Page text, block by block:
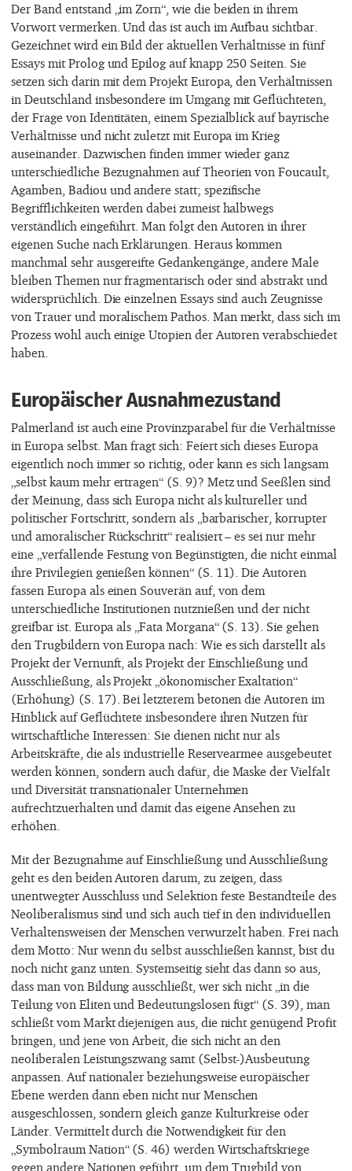
Der Band entstand „im Zorn“, wie die beiden in ihrem
Vorwort vermerken. Und das ist auch im Aufbau sichtbar.
Gezeichnet wird ein Bild der aktuellen Verhältnisse in fünf
Essays mit Prolog und Epilog auf knapp 250 Seiten. Sie
setzen sich darin mit dem Projekt Europa, den Verhältnissen
in Deutschland insbesondere im Umgang mit Geflüchteten,
der Frage von Identitäten, einem Spezialblick auf bayrische
Verhältnisse und nicht zuletzt mit Europa im Krieg
auseinander. Dazwischen finden immer wieder ganz
unterschiedliche Bezugnahmen auf Theorien von Foucault,
Agamben, Badiou und andere statt; spezifische
Begrifflichkeiten werden dabei zumeist halbwegs
verständlich eingeführt. Man folgt den Autoren in ihrer
eigenen Suche nach Erklärungen. Heraus kommen
manchmal sehr ausgereifte Gedankengänge, andere Male
bleiben Themen nur fragmentarisch oder sind abstrakt und
widersprüchlich. Die einzelnen Essays sind auch Zeugnisse
von Trauer und moralischem Pathos. Man merkt, dass sich im
Prozess wohl auch einige Utopien der Autoren verabschiedet
haben.
Europäischer Ausnahmezustand
Palmerland ist auch eine Provinzparabel für die Verhältnisse
in Europa selbst. Man fragt sich: Feiert sich dieses Europa
eigentlich noch immer so richtig, oder kann es sich langsam
„selbst kaum mehr ertragen“ (S. 9)? Metz und Seeßlen sind
der Meinung, dass sich Europa nicht als kultureller und
politischer Fortschritt, sondern als „barbarischer, korrupter
und amoralischer Rückschritt“ realisiert – es sei nur mehr
eine „verfallende Festung von Begünstigten, die nicht einmal
ihre Privilegien genießen können“ (S. 11). Die Autoren
fassen Europa als einen Souverän auf, von dem
unterschiedliche Institutionen nutznießen und der nicht
greifbar ist. Europa als „Fata Morgana“ (S. 13). Sie gehen
den Trugbildern von Europa nach: Wie es sich darstellt als
Projekt der Vernunft, als Projekt der Einschließung und
Ausschließung, als Projekt „ökonomischer Exaltation“
(Erhöhung) (S. 17). Bei letzterem betonen die Autoren im
Hinblick auf Geflüchtete insbesondere ihren Nutzen für
wirtschaftliche Interessen: Sie dienen nicht nur als
Arbeitskräfte, die als industrielle Reservearmee ausgebeutet
werden können, sondern auch dafür, die Maske der Vielfalt
und Diversität transnationaler Unternehmen
aufrechtzuerhalten und damit das eigene Ansehen zu
erhöhen.
Mit der Bezugnahme auf Einschließung und Ausschließung
geht es den beiden Autoren darum, zu zeigen, dass
unentwegter Ausschluss und Selektion feste Bestandteile des
Neoliberalismus sind und sich auch tief in den individuellen
Verhaltensweisen der Menschen verwurzelt haben. Frei nach
dem Motto: Nur wenn du selbst ausschließen kannst, bist du
noch nicht ganz unten. Systemseitig sieht das dann so aus,
dass man von Bildung ausschließt, wer sich nicht „in die
Teilung von Eliten und Bedeutungslosen fügt“ (S. 39), man
schließt vom Markt diejenigen aus, die nicht genügend Profit
bringen, und jene von Arbeit, die sich nicht an den
neoliberalen Leistungszwang samt (Selbst-)Ausbeutung
anpassen. Auf nationaler beziehungsweise europäischer
Ebene werden dann eben nicht nur Menschen
ausgeschlossen, sondern gleich ganze Kulturkreise oder
Länder. Vermittelt durch die Notwendigkeit für den
„Symbolraum Nation“ (S. 46) werden Wirtschaftskriege
gegen andere Nationen geführt, um dem Trugbild von